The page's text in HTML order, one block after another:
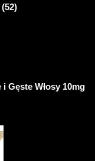
Gęste Włosy 10mg